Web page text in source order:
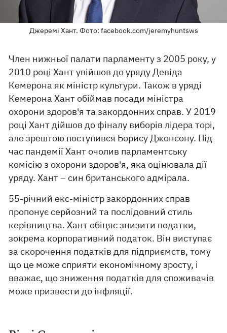
Джеремі Хант. Фото: facebook.com/jeremyhuntsws
Член нижньої палати парламенту з 2005 року, у
2010 році Хант увійшов до уряду Девіда
Кемерона як міністр культури. Також в уряді
Кемерона Хант обіймав посади міністра
охорони здоров'я та закордонних справ. У 2019
році Хант дійшов до фіналу виборів лідера торі,
але зрештою поступився Борису Джонсону. Під
час пандемії Хант очолив парламентську
комісію з охорони здоров'я, яка оцінювала дії
уряду. Хант – син британського адмірала.
55-річний екс-міністр закордонних справ
пропонує серйозний та послідовний стиль
керівництва. Хант обіцяє знизити податки,
зокрема корпоративний податок. Він виступає
за скорочення податків для підприємств, тому
що це може сприяти економічному зросту, і
вважає, що зниження податків для споживачів
може призвести до інфляції.